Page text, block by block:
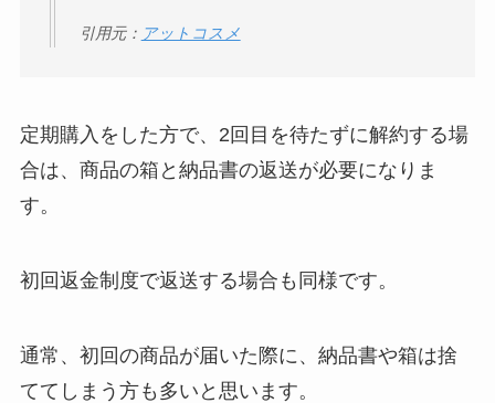
引用元： アットコスメ
定期購入をした方で、2回目を待たずに解約する場
合は、商品の箱と納品書の返送が必要になりま
す。
初回返金制度で返送する場合も同様です。
通常、初回の商品が届いた際に、納品書や箱は捨
ててしまう方も多いと思います。